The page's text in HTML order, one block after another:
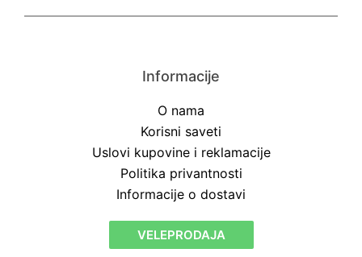
Informacije
O nama
Korisni saveti
Uslovi kupovine i reklamacije
Politika privantnosti
Informacije o dostavi
VELEPRODAJA